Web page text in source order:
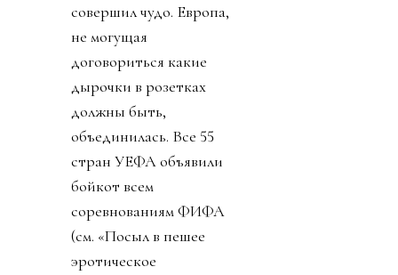
совершил чудо. Европа,
не могущая
договориться какие
дырочки в розетках
должны быть,
объединилась. Все 55
стран УЕФА объявили
бойкот всем
соревнованиям ФИФА
(см. «Посыл в пешее
эротическое